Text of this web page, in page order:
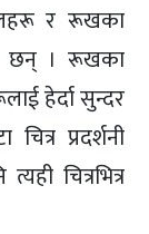
र रूखका
छन् । रूखका
हेर्दा सुन्दर
प्रदर्शनी
चित्रभित्र